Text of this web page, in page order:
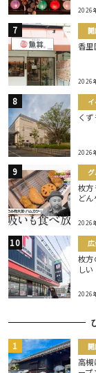
2026
香里
2026
く
2026
枚方
ど
2026
枚方
し
2026
高槻